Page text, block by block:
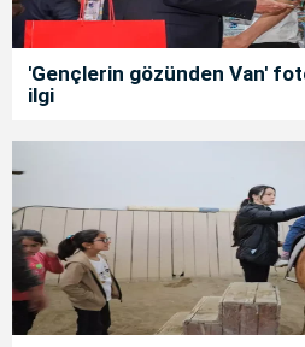
'Gençlerin gözünden Van'
ilgi